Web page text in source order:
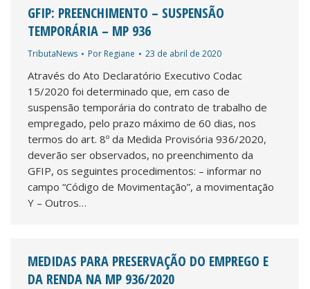
GFIP: PREENCHIMENTO – SUSPENSÃO
TEMPORÁRIA – MP 936
TributaNews Por Regiane 23 de abril de 2020
Através do Ato Declaratório Executivo Codac
15/2020 foi determinado que, em caso de
suspensão temporária do contrato de trabalho de
empregado, pelo prazo máximo de 60 dias, nos
termos do art. 8º da Medida Provisória 936/2020,
deverão ser observados, no preenchimento da
GFIP, os seguintes procedimentos: – informar no
campo “Código de Movimentação”, a movimentação
Y – Outros…
MEDIDAS PARA PRESERVAÇÃO DO EMPREGO E
DA RENDA NA MP 936/2020